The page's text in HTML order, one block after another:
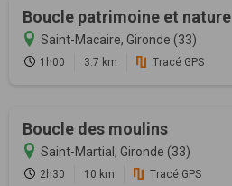
Boucle patrimoine et nature
Saint-Macaire, Gironde (33)
1h00 3.7 km Tracé GPS
Boucle des moulins
Saint-Martial, Gironde (33)
2h30 10 km Tracé GPS